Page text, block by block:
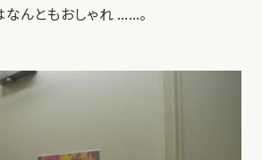
んともおしゃれ ……。